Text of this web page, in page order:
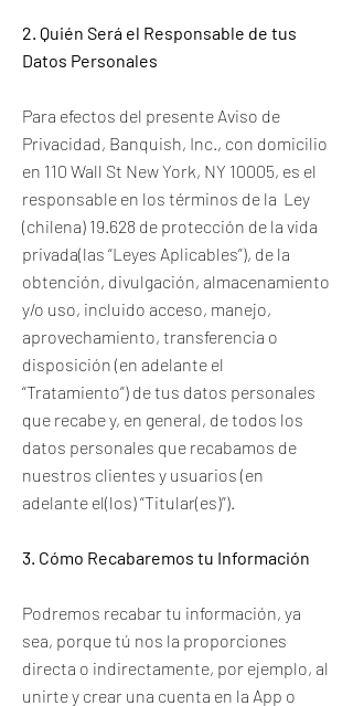
2. Quién Será el Responsable de tus
Datos Personales
Para efectos del presente Aviso de
Privacidad, Banquish, Inc., con domicilio
en 110 Wall St New York, NY 10005, es el
responsable en los términos de la Ley
(chilena) 19.628 de protección de la vida
privada(las “Leyes Aplicables”), de la
obtención, divulgación, almacenamiento
y/o uso, incluido acceso, manejo,
aprovechamiento, transferencia o
disposición (en adelante el
“Tratamiento”) de tus datos personales
que recabe y, en general, de todos los
datos personales que recabamos de
nuestros clientes y usuarios (en
adelante el(los) “Titular(es)”).
3. Cómo Recabaremos tu Información
Podremos recabar tu información, ya
sea, porque tú nos la proporciones
directa o indirectamente, por ejemplo, al
unirte y crear una cuenta en la App o